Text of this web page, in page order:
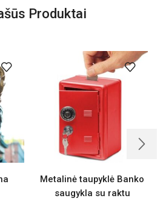
Produktai
Metalinė taupyklė Banko
saugykla su raktu